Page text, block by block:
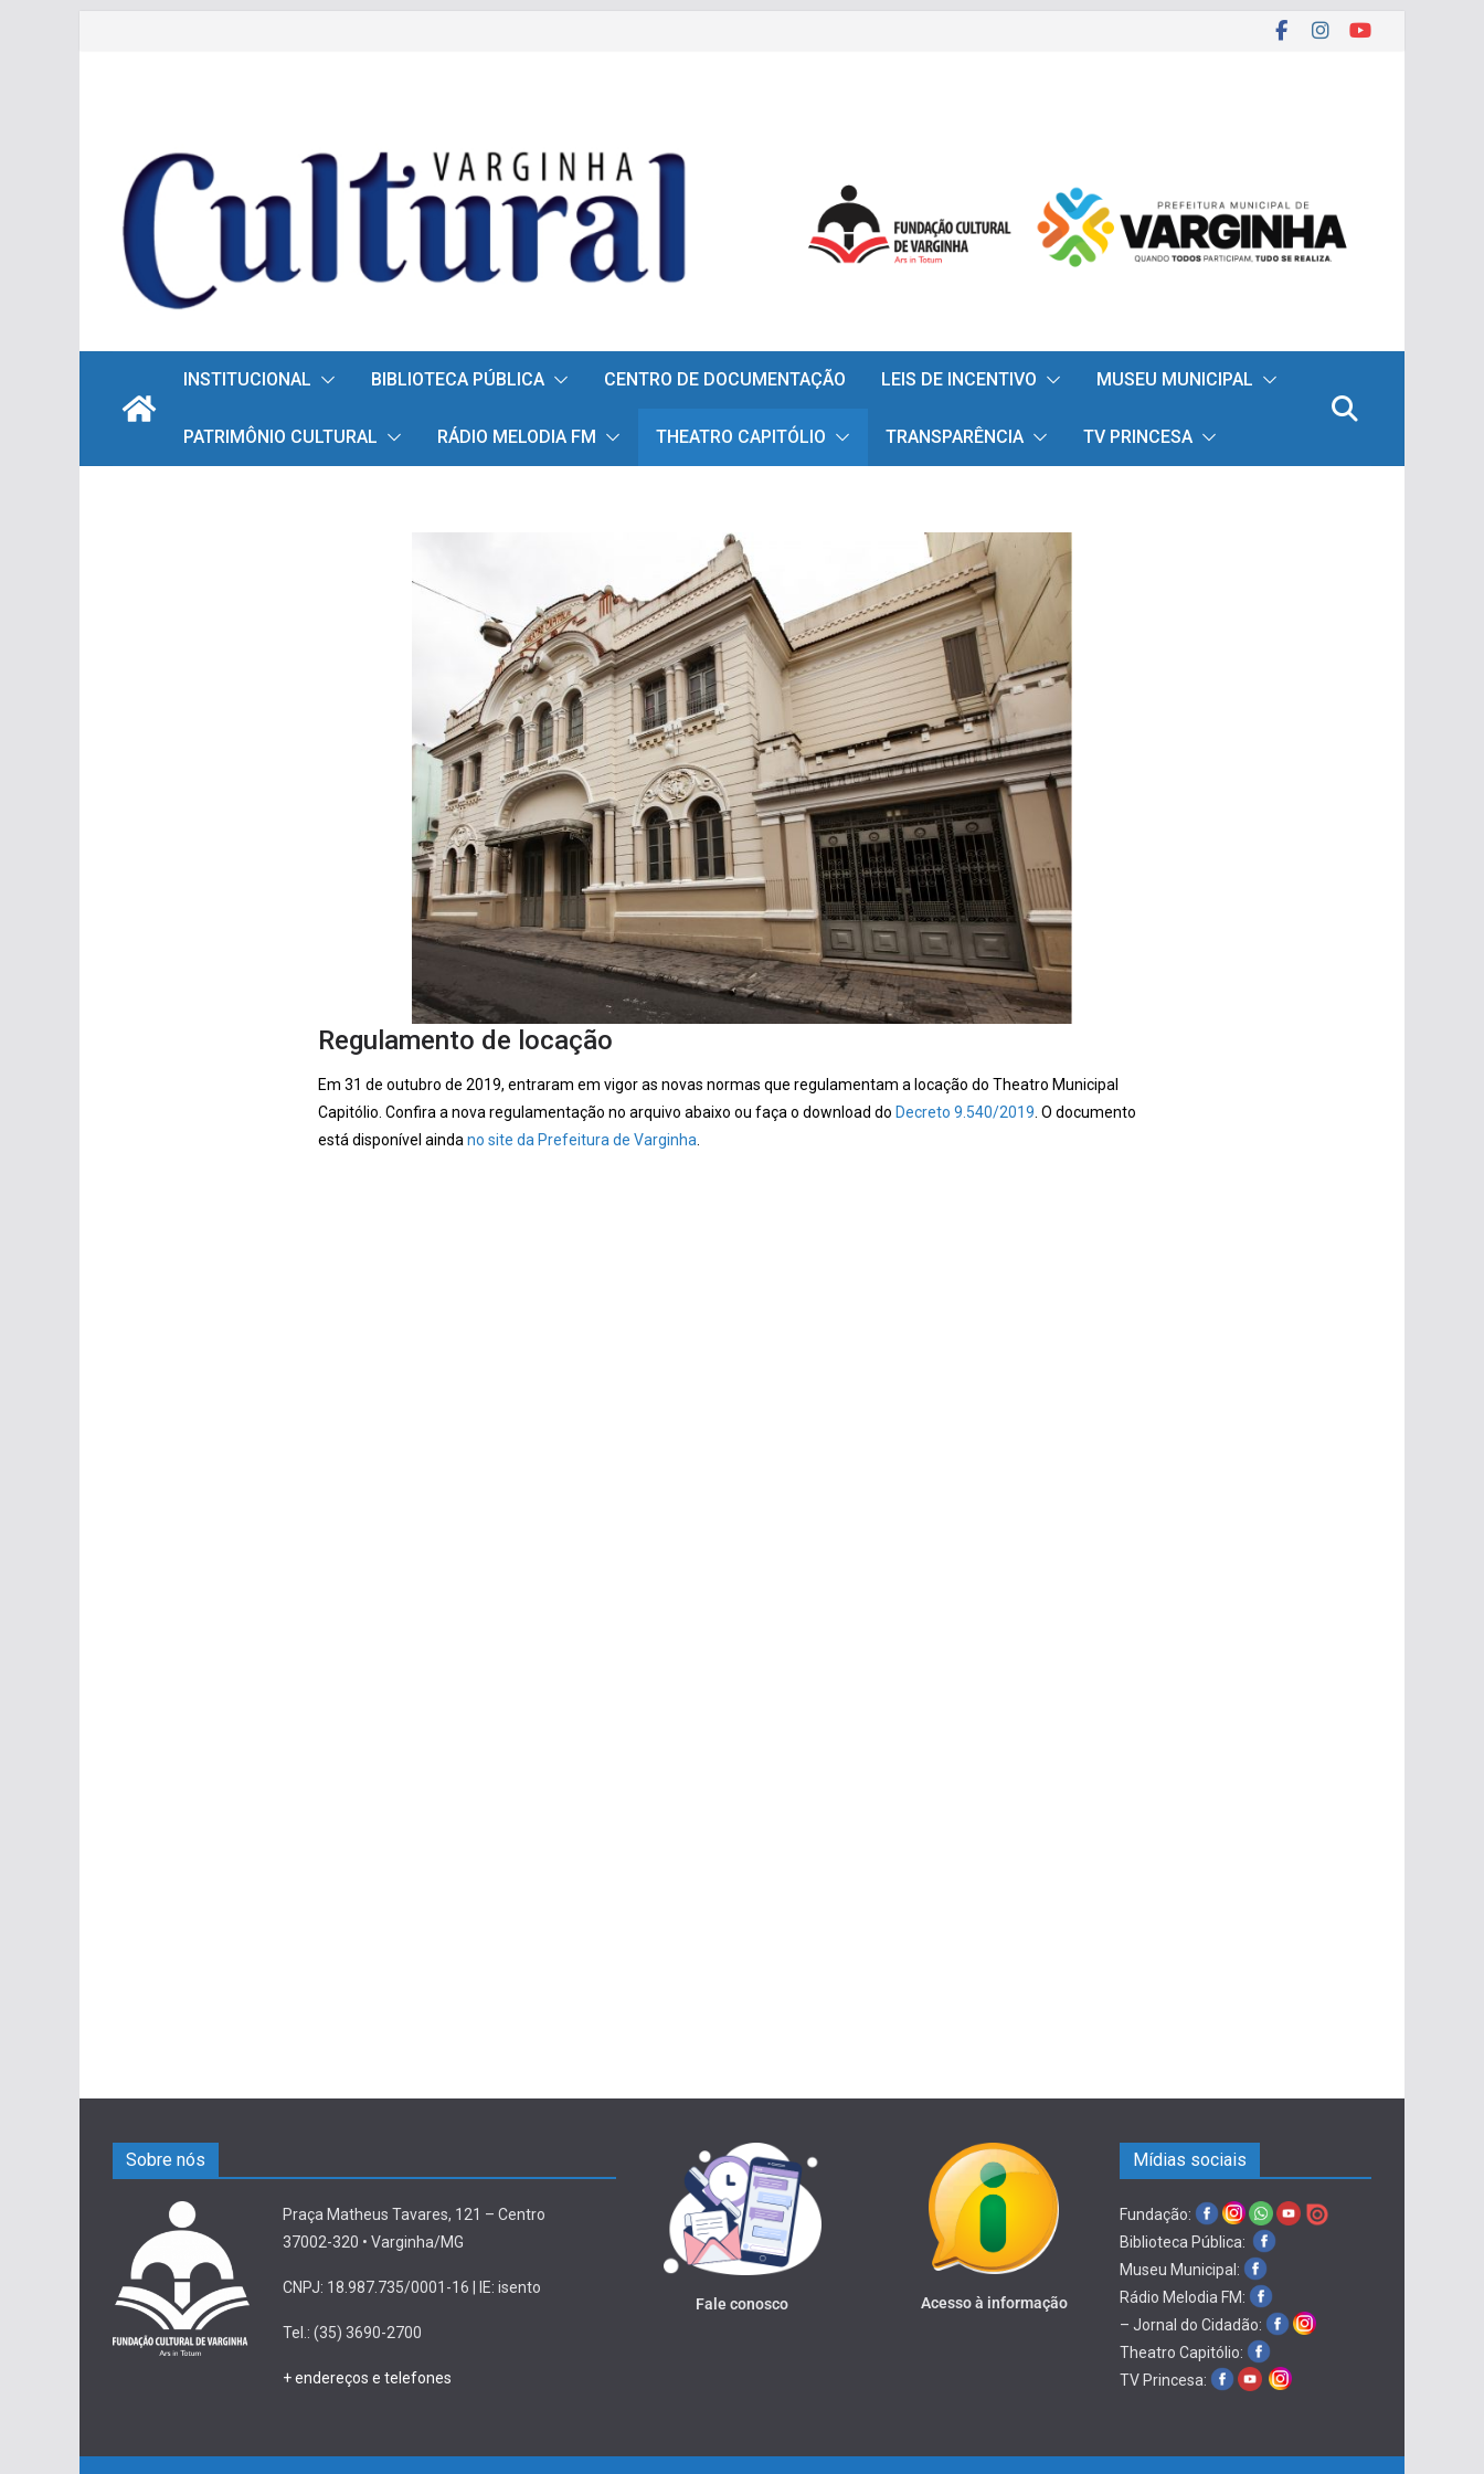
INSTITUCIONAL BIBLIOTECA PÚBLICA CENTRO DE DOCUMENTAÇÃO LEIS DE INCENTIVO MUSEU MUNICIPAL
PATRIMÔNIO CULTURAL RÁDIO MELODIA FM THEATRO CAPITÓLIO TRANSPARÊNCIA TV PRINCESA
Regulamento de locação
Em 31 de outubro de 2019, entraram em vigor as novas normas que regulamentam a locação do Theatro Municipal
Capitólio. Confira a nova regulamentação no arquivo abaixo ou faça o download do Decreto 9.540/2019 . O documento
está disponível ainda no site da Prefeitura de Varginha
Sobre nós
Praça Matheus Tavares, 121 – Centro
37002-320 • Varginha/MG
CNPJ: 18.987.735/0001-16 | IE: isento
Tel.: (35) 3690-2700
+ endereços e telefones
Fale conosco Acesso à informação
Mídias sociais
Fundação:
Biblioteca Pública:
Museu Municipal:
Rádio Melodia FM:
– Jornal do Cidadão:
Theatro Capitólio:
TV Princesa: